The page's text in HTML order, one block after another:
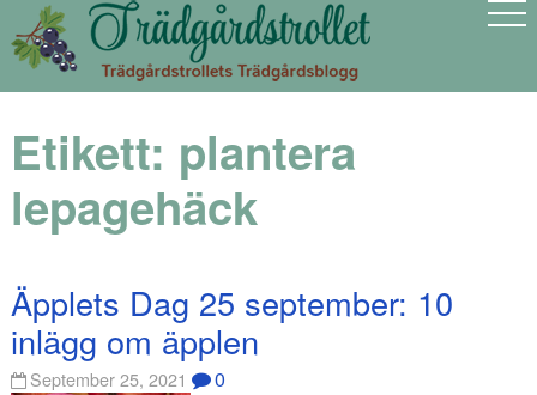
Etikett: plantera
lepagehäck
Äpplets Dag 25 september: 10
inlägg om äpplen
September 25, 2021 0